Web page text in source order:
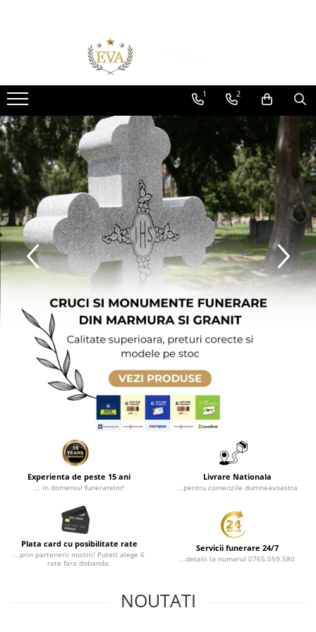
Toate Produsele
Monumente funerare
Cumperi acum platesti mai tarziu
Monumente marmura
Monumente granit
Cadre din granit
Capace granit
Vaze funerare
Cruce metalica
Cruci marmura
Cruci din granit
Rame bronz
Manere cavou
Placa memoriala
Placute ABS personalizate
Solutii intretinere granit si
Monumente marmura
Monumente granit
Felinare funerare
Placi memoriale
Placi memoriale din ABS/Aluminiu
Placi memoriale din piatra
Fotoceramica
1 2
Experienta de peste 15 ani
... in domeniul funerarelor!
Livrare Nationala
...pentru comenzile dumneavoastra
Plata card cu posibilitate rate
...prin partenerii nostrii! Puteti alege 6
rate fara dobanda.
Servicii funerare 24/7
...detalii la numarul 0765.059.580
NOUTATI